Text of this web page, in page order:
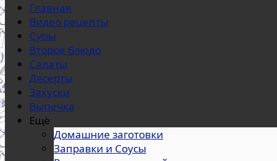
Главная
Видео рецепты
Супы
Второе блюдо
Салаты
Десерты
Закуски
Выпечка
Ещё
Домашние заготовки
Заправки и Соусы